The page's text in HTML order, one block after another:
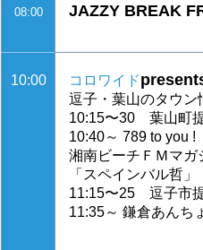
08:00 JAZZY BREAK
10:00 コロワイド
逗子・葉山のタウン
10:15〜30 葉山町
10:40～ 789 to you !
湘南ビーチＦＭマガ
「スペインバル哲」
11:15〜25 逗子市提
11:35～ 鎌倉あんち